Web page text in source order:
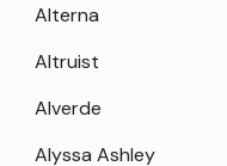
Alterna
Altruist
Alverde
Alyssa Ashley